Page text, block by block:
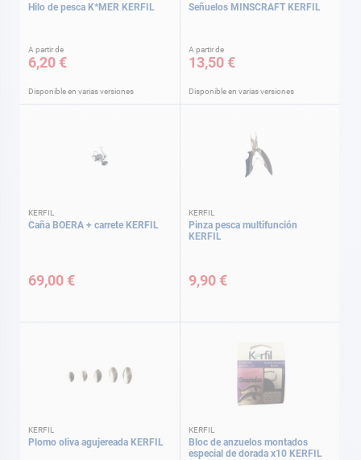
Hilo de pesca K*MER KERFIL
A partir de
6,20 €
Disponible en varias versiones
Señuelos MINSCRAFT KERFIL
A partir de
13,50 €
Disponible en varias versiones
KERFIL
Caña BOERA + carrete KERFIL
69,00 €
KERFIL
Pinza pesca multifunción
KERFIL
9,90 €
KERFIL
Plomo oliva agujereada KERFIL
KERFIL
Bloc de anzuelos montados
especial de dorada x10 KERFIL